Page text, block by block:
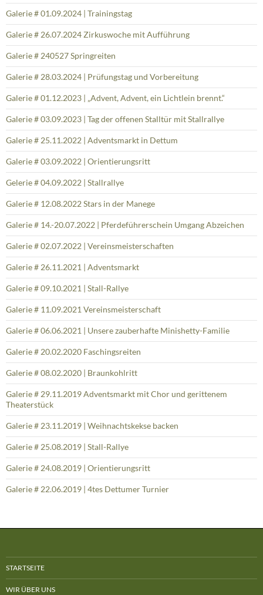
Galerie # 01.09.2024 | Trainingstag
Galerie # 26.07.2024 Zirkuswoche mit Aufführung
Galerie # 240527 Springreiten
Galerie # 28.03.2024 | Prüfungstag und Vorbereitung
Galerie # 01.12.2023 | „Advent, Advent, ein Lichtlein brennt.“
Galerie # 03.09.2023 | Tag der offenen Stalltür mit Stallrallye
Galerie # 25.11.2022 | Adventsmarkt in Dettum
Galerie # 03.09.2022 | Orientierungsritt
Gelerie # 04.09.2022 | Stallrallye
Galerie # 12.08.2022 Stars in der Manege
Galerie # 14.-20.07.2022 | Pferdeführerschein Umgang Abzeichen
Galerie # 02.07.2022 | Vereinsmeisterschaften
Galerie # 26.11.2021 | Adventsmarkt
Galerie # 09.10.2021 | Stall-Rallye
Galerie # 11.09.2021 Vereinsmeisterschaft
Galerie # 06.06.2021 | Unsere zauberhafte Minishetty-Familie
Galerie # 20.02.2020 Faschingsreiten
Galerie # 08.02.2020 | Braunkohlritt
Galerie # 29.11.2019 Adventsmarkt mit Chor und gerittenem
Theaterstück
Galerie # 23.11.2019 | Weihnachtskekse backen
Galerie # 25.08.2019 | Stall-Rallye
Galerie # 24.08.2019 | Orientierungsritt
Galerie # 22.06.2019 | 4tes Dettumer Turnier
STARTSEITE
WIR ÜBER UNS